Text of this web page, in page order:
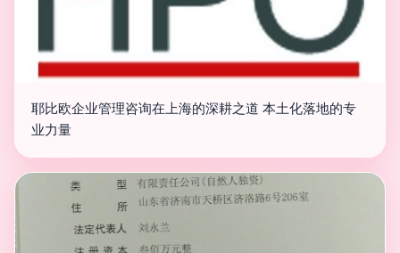
耶比欧企业管理咨询在上海的深耕之道 本土化落地的专
业力量